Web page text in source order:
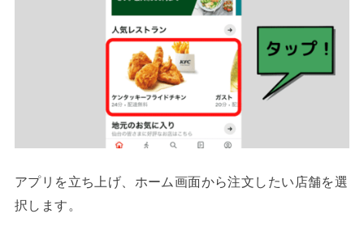
アプリを立ち上げ、ホーム画面から注文したい店舗を選
択します。